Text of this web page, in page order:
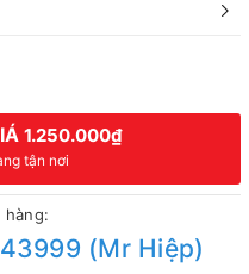
1.250.000₫
tận nơi
hàng:
(Mr Hiệp)